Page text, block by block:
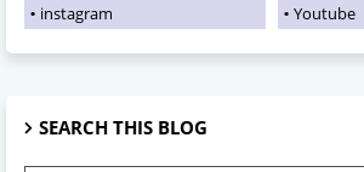
instagram
Youtube
SEARCH THIS BLOG